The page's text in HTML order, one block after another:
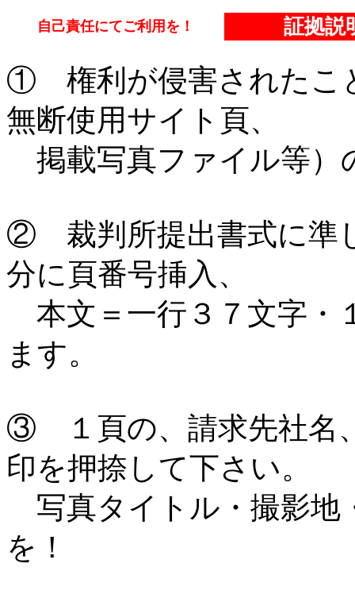
自己責任にてご利用を！ 証拠説
① 権利が侵害されたこ
無断使用サイト頁、
掲載写真ファイル等）
② 裁判所提出書式に準じ
分に頁番号挿入、
本文＝一行３７文字・
ます。
③ １頁の、請求先社名
印を押捺して下さい。
写真タイトル・撮影地
を！